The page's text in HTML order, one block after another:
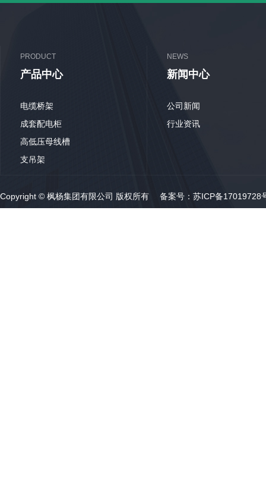
PRODUCT
产品中心
电缆桥架
成套配电柜
高低压母线槽
支吊架
NEWS
新闻中心
公司新闻
行业资讯
Copyright © 枫杨集团有限公司 版权所有 备案号： 苏ICP备17019728